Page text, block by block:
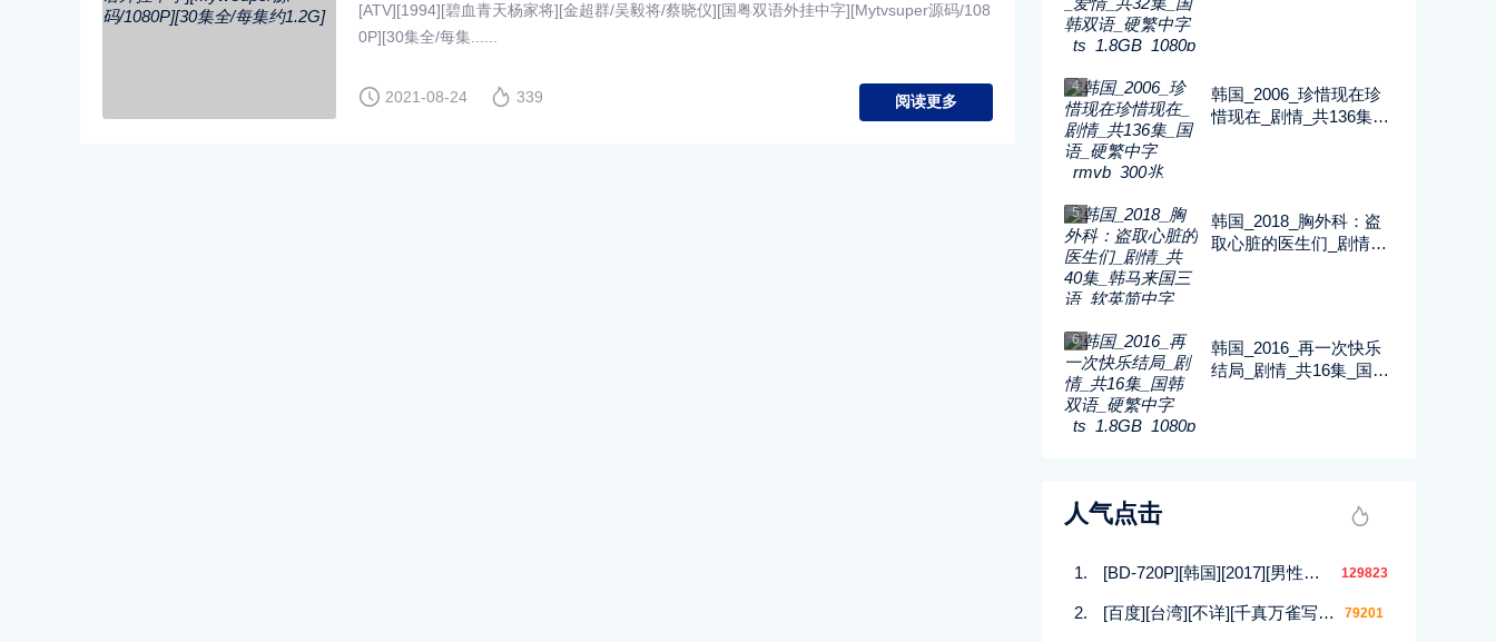
[ATV][1994][碧血青天杨家将][金超群/吴毅将/蔡晓仪][国粤双语外挂中字][Mytvsuper源码/108
0P][30集全/每集......
2021-08-24 339 阅读更多
4
韩国_2006_珍惜现在珍
惜现在_剧情_共136集_
5
韩国_2018_胸外科：盗
取心脏的医生们_剧情_
6
韩国_2016_再一次快乐
结局_剧情_共16集_国韩
人气点击
[BD-720P][韩国][2017][男性的17种幻想][崔在焕/朴庆熙][韩语中字][MP4/1.5G][HD高清] 129823
[百度][台湾][不详][千真万雀写真集][12集][MKV] 79201